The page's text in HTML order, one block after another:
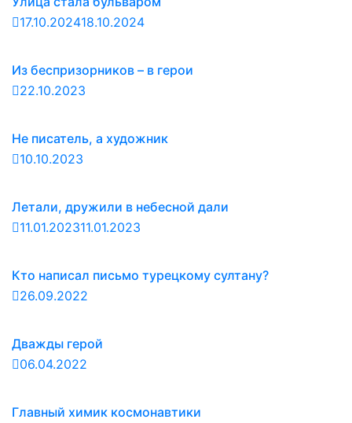
17.10.202418.10.2024
Из беспризорников – в герои
22.10.2023
Не писатель, а художник
10.10.2023
Летали, дружили в небесной дали
11.01.202311.01.2023
Кто написал письмо турецкому султану?
26.09.2022
Дважды герой
06.04.2022
Главный химик космонавтики